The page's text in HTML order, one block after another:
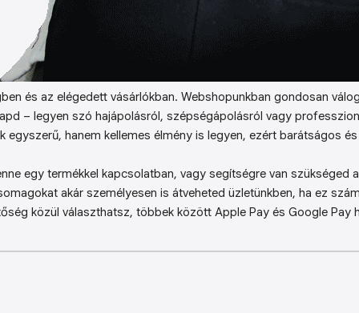
és az elégedett vásárlókban. Webshopunkban gondosan
– legyen szó hajápolásról, szépségápolásról vagy
egyszerű, hanem kellemes élmény is legyen, ezért barátságos
egy termékkel kapcsolatban, vagy segítségre van szükséged
akár személyesen is átveheted üzletünkben, ha ez
közül választhatsz, többek között Apple Pay és Google Pay